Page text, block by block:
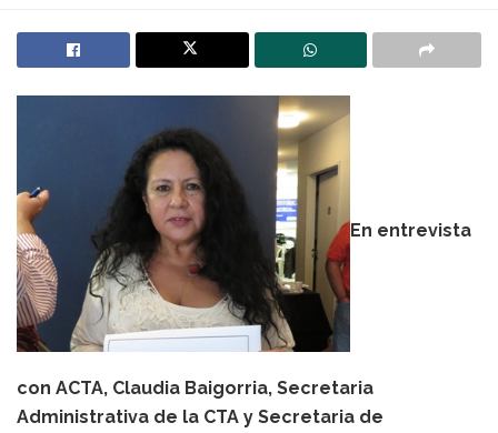
En entrevista
con ACTA, Claudia Baigorria, Secretaria
Administrativa de la CTA y Secretaria de